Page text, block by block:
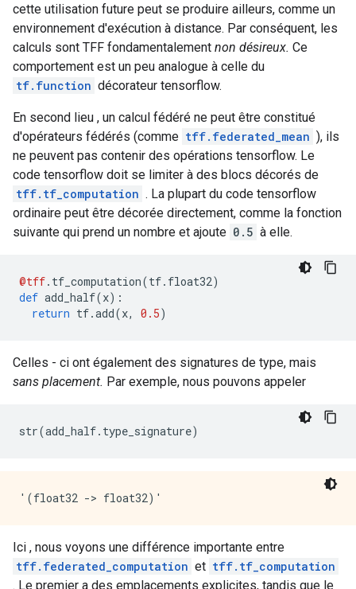
cette utilisation future peut se produire ailleurs, comme un
environnement d'exécution à distance. Par conséquent, les
calculs sont TFF fondamentalement non désireux. Ce
comportement est un peu analogue à celle du
tf.function décorateur tensorflow.
En second lieu , un calcul fédéré ne peut être constitué
d'opérateurs fédérés (comme tff.federated_mean ), ils
ne peuvent pas contenir des opérations tensorflow. Le
code tensorflow doit se limiter à des blocs décorés de
tff.tf_computation . La plupart du code tensorflow
ordinaire peut être décorée directement, comme la fonction
suivante qui prend un nombre et ajoute 0.5 à elle.
@tff. tf_computation(tf. float32)
def add_half(x):
return tf.add(x, 0.5)
Celles - ci ont également des signatures de type, mais
sans placement. Par exemple, nous pouvons appeler
str(add_half. type_signature)
Ici , nous voyons une différence importante entre
tff.federated_computation et tff.tf_computation
. Le premier a des emplacements explicites, tandis que le